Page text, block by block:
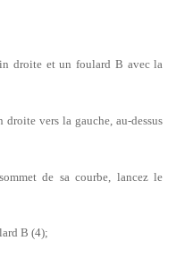
droite et un foulard B avec la
vers la gauche, au-dessus
de sa courbe, lancez le
B (4);